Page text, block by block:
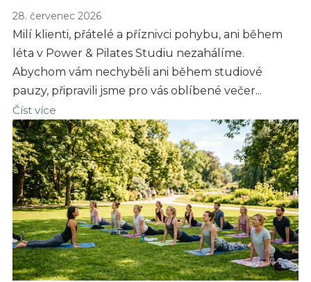
28. červenec 2026
Milí klienti, přátelé a příznivci pohybu, ani během
léta v Power & Pilates Studiu nezahálíme.
Abychom vám nechyběli ani během studiové
pauzy, připravili jsme pro vás oblíbené večer...
Číst více